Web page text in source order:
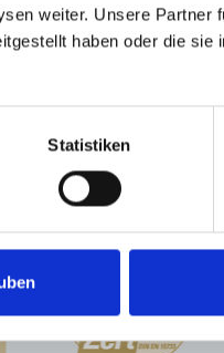
weiter. Unsere Partner
haben oder die sie
Statistiken
München-
Dachau Oberding München /